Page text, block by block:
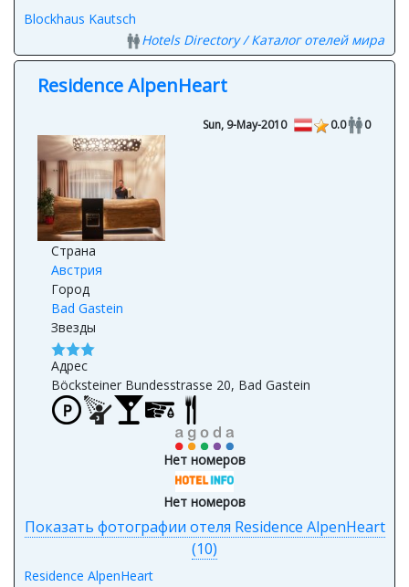
Blockhaus Kautsch
Hotels Directory / Каталог отелей мира
Residence AlpenHeart
Sun, 9-May-2010 0.0 0
Страна
Австрия
Город
Bad Gastein
Звезды
Адрес
Böcksteiner Bundesstrasse 20, Bad Gastein
Нет номеров
Нет номеров
Показать фотографии отеля Residence AlpenHeart
(10)
Residence AlpenHeart